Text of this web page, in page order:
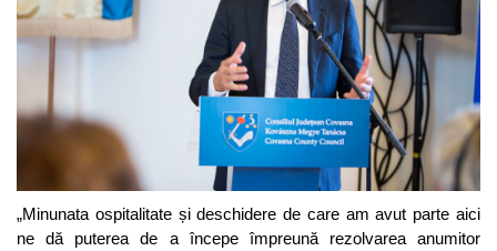
„Minunata ospitalitate și deschidere de care am avut parte aici
ne dă puterea de a începe împreună rezolvarea anumitor